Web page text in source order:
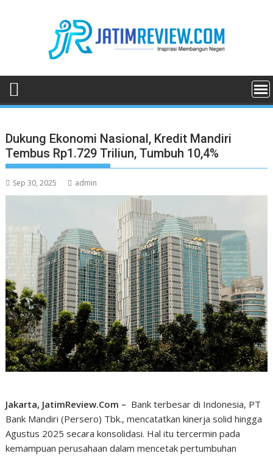
Dukung Ekonomi Nasional, Kredit Mandiri
Tembus Rp1.729 Triliun, Tumbuh 10,4%
Sep 30, 2025 admin
Jakarta, JatimReview.Com – Bank terbesar di Indonesia, PT
Bank Mandiri (Persero) Tbk., mencatatkan kinerja solid hingga
Agustus 2025 secara konsolidasi. Hal itu tercermin pada
kemampuan perusahaan dalam mencetak pertumbuhan